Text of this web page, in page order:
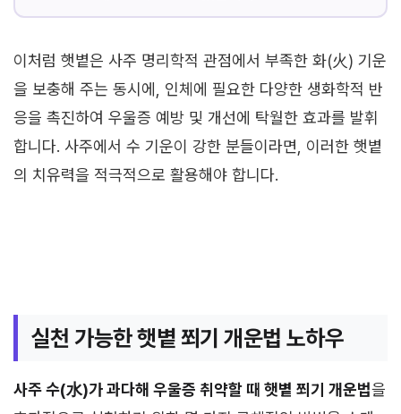
이처럼 햇볕은 사주 명리학적 관점에서 부족한 화(火) 기운
을 보충해 주는 동시에, 인체에 필요한 다양한 생화학적 반
응을 촉진하여 우울증 예방 및 개선에 탁월한 효과를 발휘
합니다. 사주에서 수 기운이 강한 분들이라면, 이러한 햇볕
의 치유력을 적극적으로 활용해야 합니다.
실천 가능한 햇볕 쬐기 개운법 노하우
사주 수(水)가 과다해 우울증 취약할 때 햇볕 쬐기 개운법을